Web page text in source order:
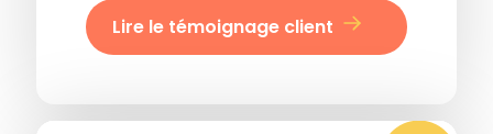
Lire le témoignage client